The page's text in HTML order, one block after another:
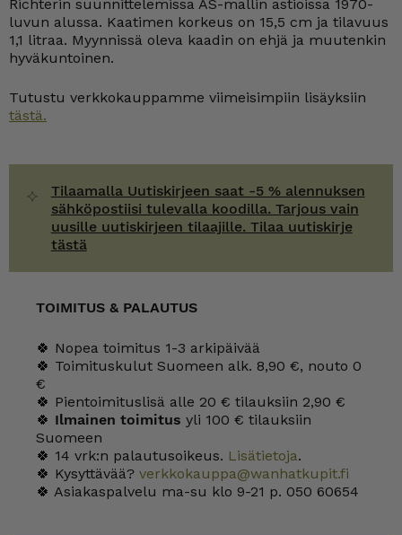
Richterin suunnittelemissa AS-mallin astioissa 1970-
luvun alussa. Kaatimen korkeus on 15,5 cm ja tilavuus
1,1 litraa. Myynnissä oleva kaadin on ehjä ja muutenkin
hyväkuntoinen.
Tutustu verkkokauppamme viimeisimpiin lisäyksiin
tästä.
Tilaamalla Uutiskirjeen saat -5 % alennuksen
sähköpostiisi tulevalla koodilla. Tarjous vain
uusille uutiskirjeen tilaajille. Tilaa uutiskirje
tästä
TOIMITUS & PALAUTUS
🍀 Nopea toimitus 1-3 arkipäivää
🍀 Toimituskulut Suomeen alk. 8,90 €, nouto 0
€
🍀 Pientoimituslisä alle 20 € tilauksiin 2,90 €
🍀 Ilmainen toimitus yli 100 € tilauksiin
Suomeen
🍀 14 vrk:n palautusoikeus. Lisätietoja.
🍀 Kysyttävää? verkkokauppa@wanhatkupit.fi
🍀 Asiakaspalvelu ma-su klo 9-21 p. 050 60654